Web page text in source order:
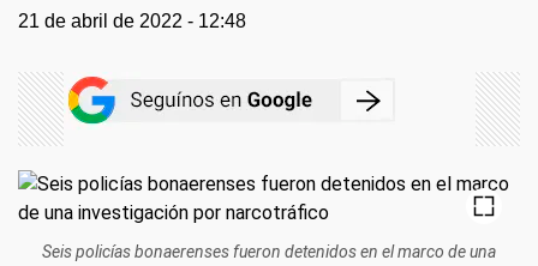
21 de abril de 2022 - 12:48
Seis policías bonaerenses fueron detenidos en el marco de una